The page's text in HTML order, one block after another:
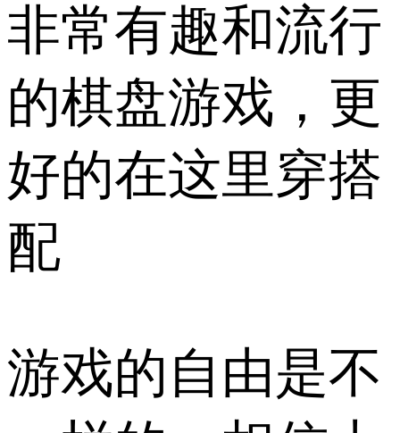
非常有趣和流行
的棋盘游戏，更
好的在这里穿搭
配
游戏的自由是不